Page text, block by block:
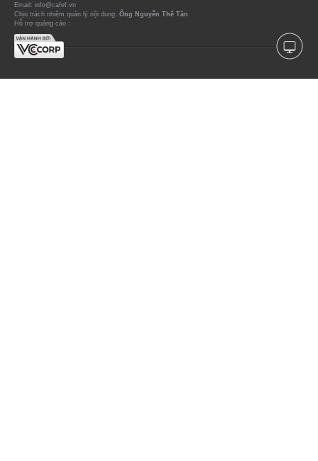
Email: info@cafef.vn
Chịu trách nhiệm quản lý nội dung: Ông Nguyễn Thế Tân
Hỗ trợ quảng cáo :